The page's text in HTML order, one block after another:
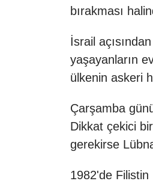
bırakması
İsrail
yaşayanların
ülkenin askeri
Çarşamba
Dikkat çekici
gerekirse
1982'de Filistin